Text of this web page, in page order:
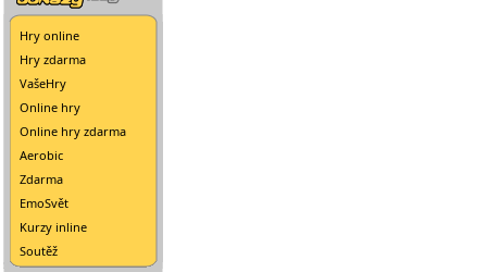
Hry online
Hry zdarma
VašeHry
Online hry
Online hry zdarma
Aerobic
Zdarma
EmoSvět
Kurzy inline
Soutěž